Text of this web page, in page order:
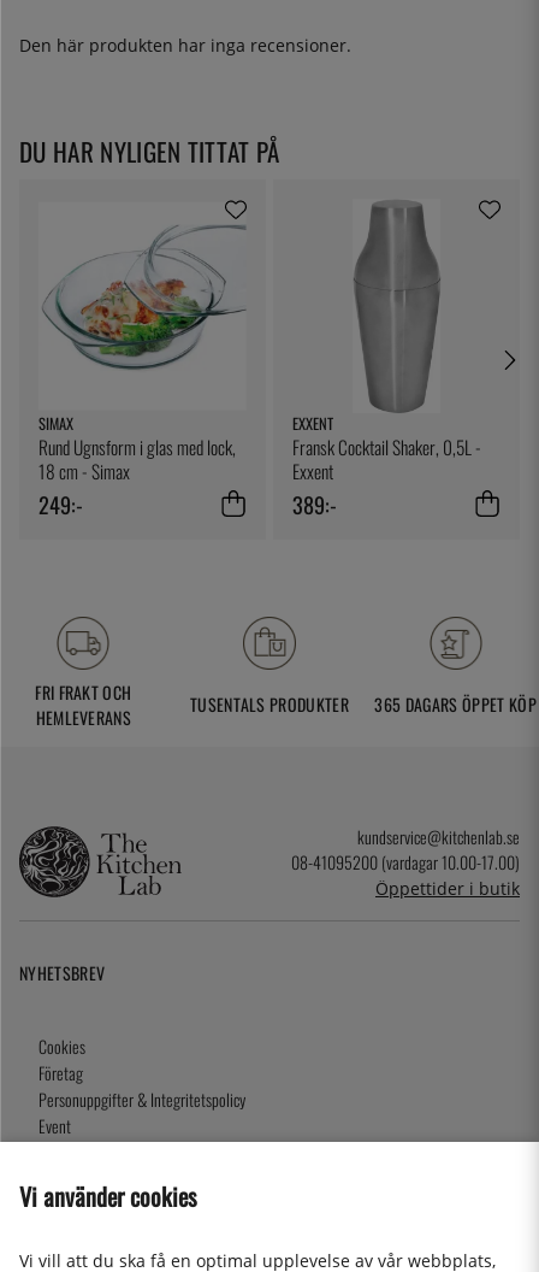
Den här produkten har inga recensioner.
DU HAR NYLIGEN TITTAT PÅ
SIMAX
Rund Ugnsform i glas med lock,
18 cm - Simax
249:-
EXXENT
Fransk Cocktail Shaker, 0,5L -
Exxent
389:-
FRI FRAKT OCH
HEMLEVERANS
TUSENTALS PRODUKTER 365 DAGARS ÖPPET KÖP
kundservice@kitchenlab.se
08-41095200 (vardagar 10.00-17.00)
Öppettider i butik
NYHETSBREV
Cookies
Företag
Personuppgifter & Integritetspolicy
Event
Presentkort
Vi använder cookies
Vi vill att du ska få en optimal upplevelse av vår webbplats,